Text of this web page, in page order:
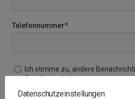
Datenschutzeinstellungen